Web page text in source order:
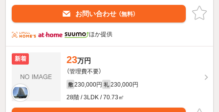
お問い合わせ （無料）
ほか提供
新着 23万円
（管理費不要）
敷 230,000円 礼 230,000円
28階 / 3LDK / 70.73㎡